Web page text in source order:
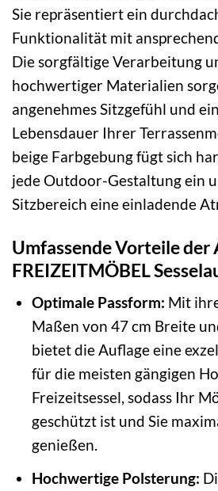
Sie repräsentiert ein
Funktionalität mit
Die sorgfältige Verarbeitung
hochwertiger Materialien
angenehmes Sitzgefühl und
Lebensdauer Ihrer
beige Farbgebung fügt sich
jede Outdoor-Gestaltung ein
Sitzbereich eine einladende
Umfassende Vorteile der
FREIZEITMÖBEL
Optimale Passform: Mit
Maßen von 47 cm Breite
bietet die Auflage eine
für die meisten gängigen
Freizeitsessel, sodass Ihr
geschützt ist und Sie
genießen.
Hochwertige Polsterung: